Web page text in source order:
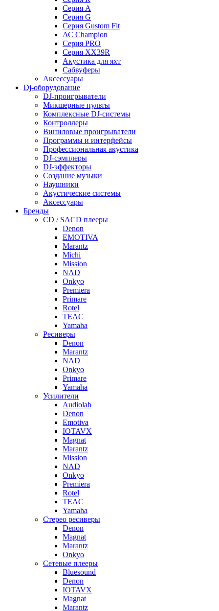
Cерия A
Cерия G
Cерия Gustom Fit
АС Champion
Cерия PRO
Cерия XX39R
Акустика для яхт
Сабвуферы
Аксессуары
Dj-оборудование
DJ-проигрыватели
Микшерные пульты
Комплексные DJ-системы
Контроллеры
Виниловые проигрыватели
Программы и интерфейсы
Профессиональная акустика
DJ-сэмплеры
DJ-эффекторы
Создание музыки
Наушники
Акустические системы
Аксессуары
Бренды
CD / SACD плееры
Denon
EMOTIVA
Marantz
Michi
Mission
NAD
Onkyo
Premiera
Primare
Rotel
TEAC
Yamaha
Ресиверы
Denon
Marantz
NAD
Onkyo
Primare
Yamaha
Усилители
Audiolab
Denon
Emotiva
IOTAVX
Magnat
Marantz
Mission
NAD
Onkyo
Premiera
Rotel
TEAC
Yamaha
Стерео ресиверы
Denon
Magnat
Marantz
Onkyo
Сетевые плееры
Bluesound
Denon
IOTAVX
Magnat
Marantz